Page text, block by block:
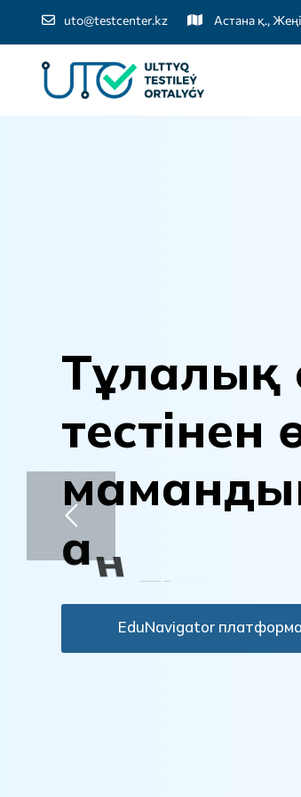
uto@testcenter.kz Астана қ.,
Тұлалық
тестінен
маманды
ан
EduNavigator